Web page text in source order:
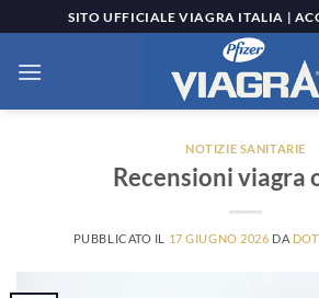
ai
contenuti
SITO UFFICIALE VIAGRA ITALIA |
NOTIZIE SANITARIE
Recensioni viagra
PUBBLICATO IL 17 GIUGNO 2026 DA